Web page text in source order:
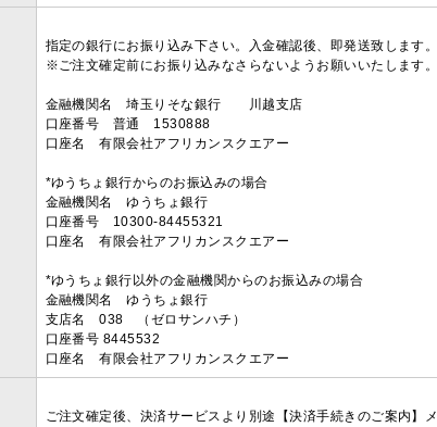
指定の銀行にお振り込み下さい。入金確認後、即発送致します。
※ご注文確定前にお振り込みなさらないようお願いいたします。
金融機関名 埼玉りそな銀行 川越支店
口座番号 普通 1530888
口座名 有限会社アフリカンスクエアー
*ゆうちょ銀行からのお振込みの場合
金融機関名 ゆうちょ銀行
口座番号 10300-84455321
口座名 有限会社アフリカンスクエアー
*ゆうちょ銀行以外の金融機関からのお振込みの場合
金融機関名 ゆうちょ銀行
支店名 038 （ゼロサンハチ）
口座番号 8445532
口座名 有限会社アフリカンスクエアー
ご注文確定後、決済サービスより別途【決済手続きのご案内】